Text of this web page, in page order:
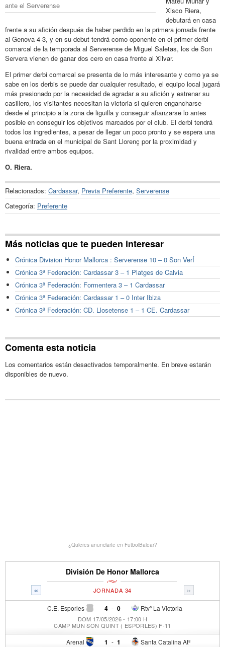
ante el Serverense
Xisco Riera,
debutará en casa
frente a su afición después de haber perdido en la primera jornada frente
al Genova 4-3, y en su debut tendrá como oponente en el primer derbi
comarcal de la temporada al Serverense de Miguel Saletas, los de Son
Servera vienen de ganar dos cero en casa frente al Xilvar.
El primer derbi comarcal se presenta de lo más interesante y como ya se
sabe en los derbis se puede dar cualquier resultado, el equipo local jugará
más presionado por la necesidad de agradar a su afición y estrenar su
casillero, los visitantes necesitan la victoria si quieren engancharse
desde el principio a la zona de liguilla y conseguir afianzarse lo antes
posible en conseguir los objetivos marcados por el club. El derbi tendrá
todos los ingredientes, a pesar de llegar un poco pronto y se espera una
buena entrada en el municipal de Sant Llorenç por la proximidad y
rivalidad entre ambos equipos.
O. Riera.
Relacionados: Cardassar, Previa Preferente, Serverense
Categoría: Preferente
Más noticias que te pueden interesar
Crónica Division Honor Mallorca : Serverense 10 – 0 Son VerÍ
Crónica 3ª Federación: Cardassar 3 – 1 Platges de Calvia
Crónica 3ª Federación: Formentera 3 – 1 Cardassar
Crónica 3ª Federación: Cardassar 1 – 0 Inter Ibiza
Crónica 3ª Federación: CD. Llosetense 1 – 1 CE. Cardassar
Comenta esta noticia
Los comentarios están desactivados temporalmente. En breve estarán
disponibles de nuevo.
¿Quieres anunciarte en FutbolBalear?
División De Honor Mallorca
« »
JORNADA 34
C.E. Esporles 4 - Rtvº La Victoria
0
DOM 17/05/2026 - 17:00 H
CAMP MUN SON QUINT ( ESPORLES) F-11
Arenal 1 - Santa Catalina Atº
1